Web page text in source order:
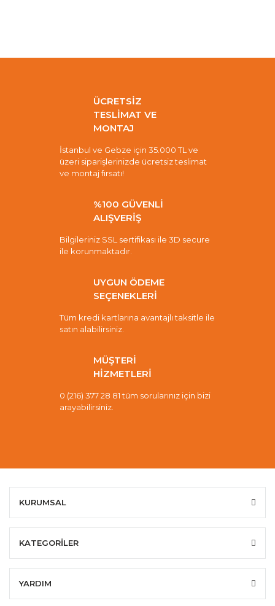
ÜCRETSİZ
TESLİMAT VE
MONTAJ
İstanbul ve Gebze için 35.000 TL ve
üzeri siparişlerinizde ücretsiz teslimat
ve montaj fırsatı!
%100 GÜVENLİ
ALIŞVERİŞ
Bilgileriniz SSL sertifikası ile 3D secure
ile korunmaktadır.
UYGUN ÖDEME
SEÇENEKLERİ
Tüm kredi kartlarına avantajlı taksitle ile
satın alabilirsiniz.
MÜŞTERİ
HİZMETLERİ
0 (216) 377 28 81 tüm sorularınız için bizi
arayabilirsiniz.
KURUMSAL
KATEGORİLER
YARDIM